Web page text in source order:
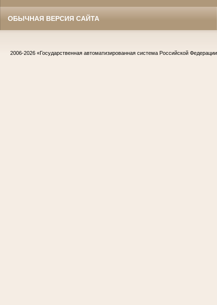
ОБЫЧНАЯ ВЕРСИЯ САЙТА
2006-2026 «Государственная автоматизированная система Российской